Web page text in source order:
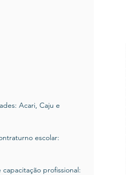
Acari, Caju e
escolar:
profissional: